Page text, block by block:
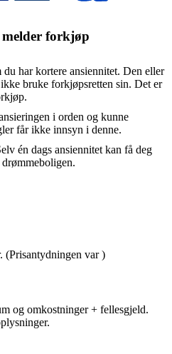
forkjøp
har kortere ansiennitet. Den eller
bruke forkjøpsretten sin. Det er
i orden og kunne
får ikke innsyn i denne.
én dags ansiennitet kan få deg
(Prisantydningen var)
og omkostninger + fellesgjeld.